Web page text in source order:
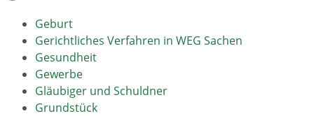
Geburt
Gerichtliches Verfahren in WEG Sachen
Gesundheit
Gewerbe
Gläubiger und Schuldner
Grundstück